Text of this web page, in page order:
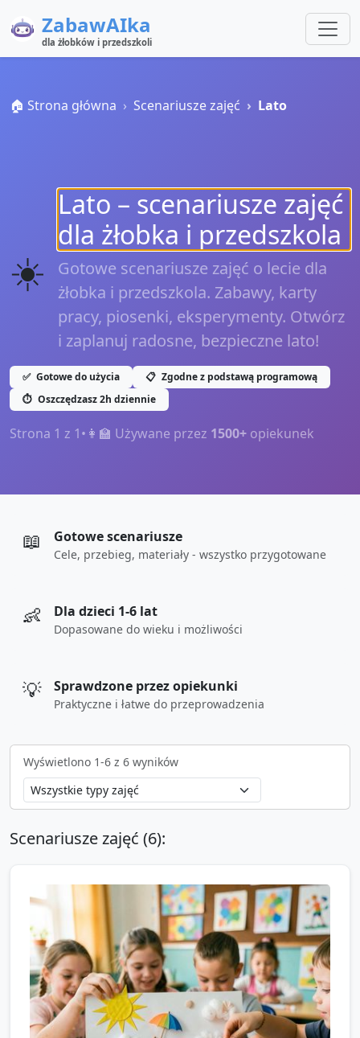
ZabawAIka
dla żłobków i przedszkoli
🏠 Strona główna Scenariusze zajęć Lato
☀️
Lato – scenariusze zajęć
dla żłobka i przedszkola
Gotowe scenariusze zajęć o lecie dla
żłobka i przedszkola. Zabawy, karty
pracy, piosenki, eksperymenty. Otwórz
i zaplanuj radosne, bezpieczne lato!
✅ Gotowe do użycia 📋 Zgodne z podstawą programową
⏱️ Oszczędzasz 2h dziennie
Strona 1 z 1• 👩‍🏫 Używane przez 1500+ opiekunek
📖 Gotowe scenariusze
Cele, przebieg, materiały - wszystko przygotowane
👶 Dla dzieci 1-6 lat
Dopasowane do wieku i możliwości
💡 Sprawdzone przez opiekunki
Praktyczne i łatwe do przeprowadzenia
Wyświetlono 1-6 z 6 wyników
Scenariusze zajęć (6):